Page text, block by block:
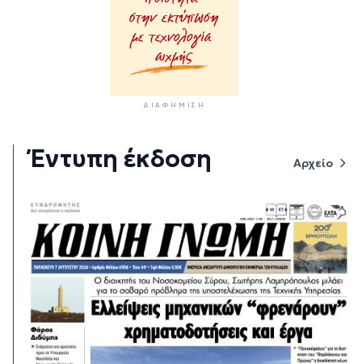
ΔΙΑΦΉΜΙΣΗ
Έντυπη έκδοση Αρχείο